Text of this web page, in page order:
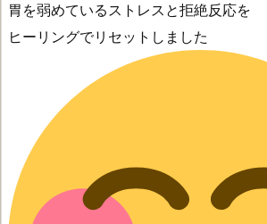
胃を弱めているストレスと拒絶反応を
ヒーリングでリセットしました